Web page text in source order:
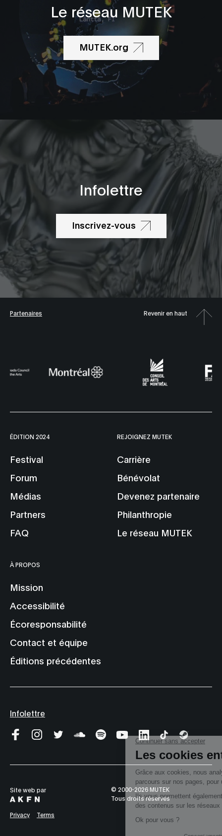
Le réseau MUTEK
MUTEK.org
Infolettre
Inscrivez-vous
Partenaires Revenir en haut
ÉDITION 2024
Festival
Forum
Médias
Partners
FAQ
REJOIGNEZ MUTEK
Carrière
Bénévolat
Devenez partenaire
Philanthropie
Le réseau MUTEK
À PROPOS
Mission
Accessibilité
Écoresponsabilité
Contact et équipe
Éditions précédentes
Infolettre
Site web par
© 2000-2026 MUTEK
Tous droits réservés
Privacy Terms